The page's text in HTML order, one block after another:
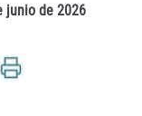
junio de 2026